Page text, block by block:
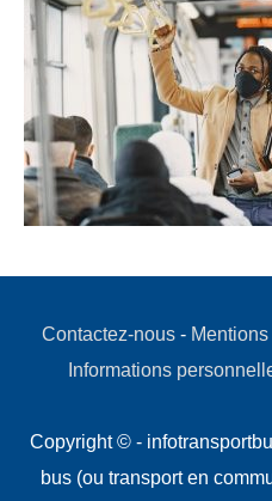
Contactez-nous-
Informations
Copyright © -
bus (ou transport en